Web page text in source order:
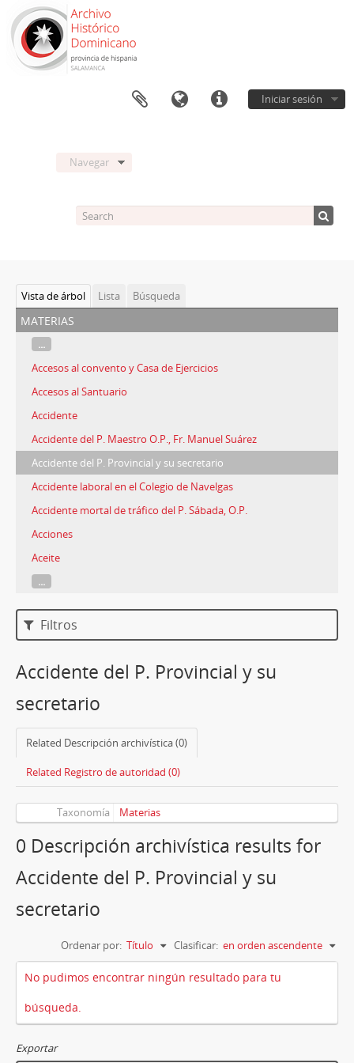
Iniciar sesión
Navegar
Vista de árbol Lista Búsqueda
materias
...
Accesos al convento y Casa de Ejercicios
Accesos al Santuario
Accidente
Accidente del P. Maestro O.P., Fr. Manuel Suárez
Accidente del P. Provincial y su secretario
Accidente laboral en el Colegio de Navelgas
Accidente mortal de tráfico del P. Sábada, O.P.
Acciones
Aceite
...
Filtros
Accidente del P. Provincial y su
secretario
Related Descripción archivística (0)
Related Registro de autoridad (0)
Taxonomía Materias
0 Descripción archivística results for
Accidente del P. Provincial y su
secretario
Ordenar por: Título Clasificar: en orden ascendente
No pudimos encontrar ningún resultado para tu
búsqueda.
Exportar